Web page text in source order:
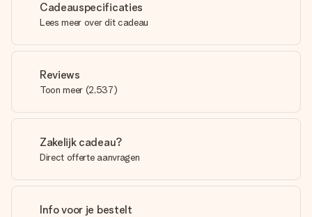
Cadeauspecificaties
Lees meer over dit cadeau
Reviews
Toon meer (2,537)
Zakelijk cadeau?
Direct offerte aanvragen
Info voor je bestelt